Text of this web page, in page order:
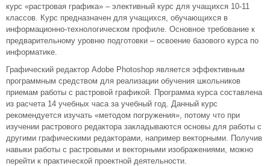
курс «растровая графика» – элективный курс для учащихся 10-11
классов. Курс предназначен для учащихся, обучающихся в
информационно-технологическом профиле. Основное требование к
предварительному уровню подготовки – освоение базового курса по
информатике.
Графический редактор Adobe Photoshop является эффективным
программным средством для реализации обучения школьников
приемам работы с растровой графикой. Программа курса составлена
из расчета 14 учебных часа за учебный год. Данный курс
рекомендуется изучать «методом погружения», потому что при
изучении растрового редактора закладываются основы для работы с
другими графическими редакторами, например векторными. Получив
навыки работы с растровыми и векторными изображениями, можно
перейти к практической проектной деятельности.